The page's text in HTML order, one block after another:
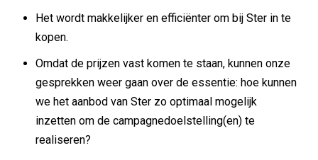
Het wordt makkelijker en efficiënter om bij Ster in te
kopen.
Omdat de prijzen vast komen te staan, kunnen onze
gesprekken weer gaan over de essentie: hoe kunnen
we het aanbod van Ster zo optimaal mogelijk
inzetten om de campagnedoelstelling(en) te
realiseren?